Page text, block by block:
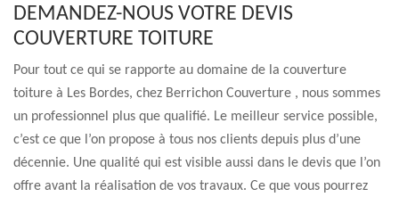
DEMANDEZ-NOUS VOTRE DEVIS
COUVERTURE TOITURE
Pour tout ce qui se rapporte au domaine de la couverture
toiture à Les Bordes, chez Berrichon Couverture , nous sommes
un professionnel plus que qualifié. Le meilleur service possible,
c’est ce que l’on propose à tous nos clients depuis plus d’une
décennie. Une qualité qui est visible aussi dans le devis que l’on
offre avant la réalisation de vos travaux. Ce que vous pourrez